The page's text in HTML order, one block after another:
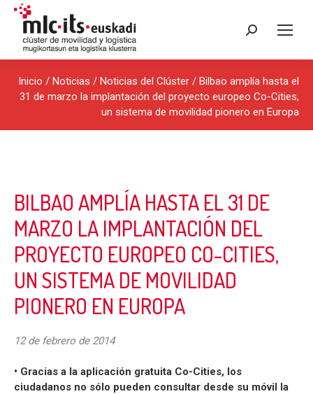
Buscar:
Inicio / Noticias / Noticias del Clúster / Bilbao amplía hasta el
31 de marzo la implantación del proyecto europeo Co-Cities,
un sistema de movilidad pionero en Europa
BILBAO AMPLÍA HASTA EL 31 DE
MARZO LA IMPLANTACIÓN DEL
PROYECTO EUROPEO CO-CITIES,
UN SISTEMA DE MOVILIDAD
PIONERO EN EUROPA
12 de febrero de 2014
• Gracias a la aplicación gratuita Co-Cities, los
ciudadanos no sólo pueden consultar desde su móvil la